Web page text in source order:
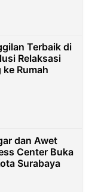
Terbaik di
Relaksasi
Rumah
dan Awet
Center Buka
Surabaya